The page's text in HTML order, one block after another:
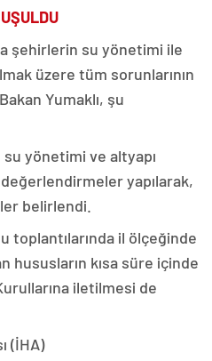
şehirlerin su yönetimi ile
üzere tüm sorunlarının
Yumaklı, şu
yönetimi ve altyapı
yapılarak,
belirlendi.
toplantılarında il ölçeğinde
hususların kısa süre içinde
iletilmesi de
(İHA)